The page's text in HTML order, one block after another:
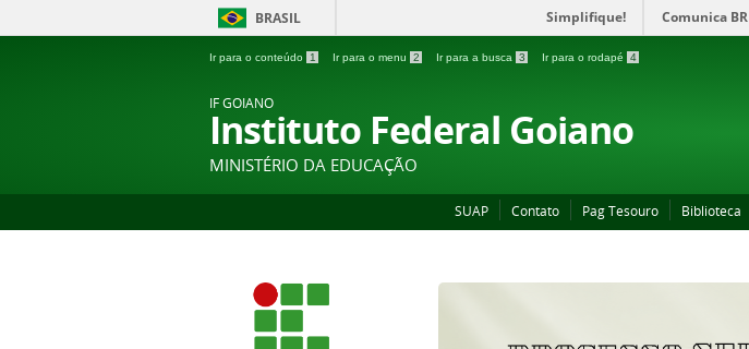
BRASIL Simplifique! Comunica BR
Ir para o conteúdo 1 Ir para o menu 2 Ir para a busca 3 Ir para o rodapé 4
IF GOIANO
Instituto Federal Goiano
MINISTÉRIO DA EDUCAÇÃO
SUAP Contato Pag Tesouro Biblioteca